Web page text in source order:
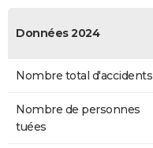
Données 2024
Nombre total d'accidents
Nombre de personnes
tuées